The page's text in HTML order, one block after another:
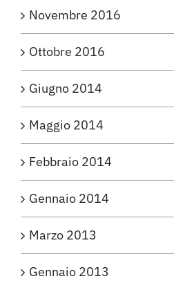
Novembre 2016
Ottobre 2016
Giugno 2014
Maggio 2014
Febbraio 2014
Gennaio 2014
Marzo 2013
Gennaio 2013